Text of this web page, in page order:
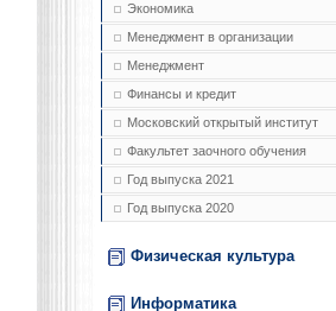
Экономика
Менеджмент в организации
Менеджмент
Финансы и кредит
Московский открытый институт
Факультет заочного обучения
Год выпуска 2021
Год выпуска 2020
Физическая культура
Информатика